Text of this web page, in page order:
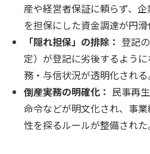
産や経営者保証に頼らず、
を担保にした資金調達が円滑
「隠れ担保」の排除： 登記
定）が登記に劣後するよう
務・与信状況が透明化される
倒産実務の明確化： 民事再
命令などが明文化され、事
性を探るルールが整備された